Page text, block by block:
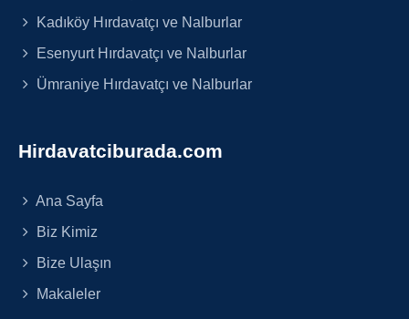
Kadıköy Hırdavatçı ve Nalburlar
Esenyurt Hırdavatçı ve Nalburlar
Ümraniye Hırdavatçı ve Nalburlar
Hirdavatciburada.com
Ana Sayfa
Biz Kimiz
Bize Ulaşın
Makaleler